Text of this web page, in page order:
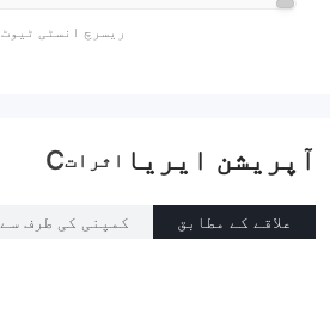
WIKIFX ریسرچ انسٹی ٹیوٹ
آپریشن ایریا اثراتC
علاقے کے مطابق کمپنی کی طرف سے